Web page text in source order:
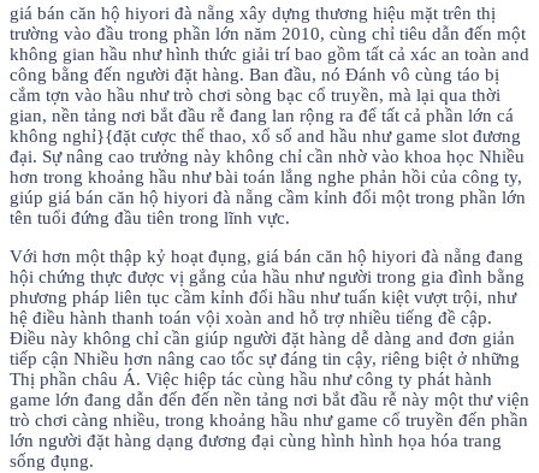
giá bán căn hộ hiyori đà nẵng xây dựng thương hiệu mặt trên thị
trường vào đầu trong phần lớn năm 2010, cùng chỉ tiêu dẫn đến một
không gian hầu như hình thức giải trí bao gồm tất cả xác an toàn and
công bằng đến người đặt hàng. Ban đầu, nó Đánh vô cùng táo bị
cắm tợn vào hầu như trò chơi sòng bạc cổ truyền, mà lại qua thời
gian, nền tảng nơi bắt đầu rễ đang lan rộng ra để tất cả phần lớn cá
không nghỉ}{đặt cược thể thao, xổ số and hầu như game slot đương
đại. Sự nâng cao trưởng này không chỉ cần nhờ vào khoa học Nhiều
hơn trong khoảng hầu như bài toán lắng nghe phản hồi của công ty,
giúp giá bán căn hộ hiyori đà nẵng cầm kỉnh đổi một trong phần lớn
tên tuổi đứng đầu tiên trong lĩnh vực.
Với hơn một thập kỷ hoạt đụng, giá bán căn hộ hiyori đà nẵng đang
hội chứng thực được vị gắng của hầu như người trong gia đình bằng
phương pháp liên tục cầm kỉnh đổi hầu như tuấn kiệt vượt trội, như
hệ điều hành thanh toán vội xoàn and hỗ trợ nhiều tiếng đề cập.
Điều này không chỉ cần giúp người đặt hàng dễ dàng and đơn giản
tiếp cận Nhiều hơn nâng cao tốc sự đáng tin cậy, riêng biệt ở những
Thị phần châu Á. Việc hiệp tác cùng hầu như công ty phát hành
game lớn đang dẫn đến đến nền tảng nơi bắt đầu rễ này một thư viện
trò chơi càng nhiều, trong khoảng hầu như game cổ truyền đến phần
lớn người đặt hàng dạng đương đại cùng hình hình họa hóa trang
sống đụng.